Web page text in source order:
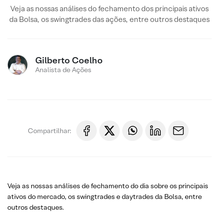
Veja as nossas análises do fechamento dos principais ativos
da Bolsa, os swingtrades das ações, entre outros destaques
Gilberto Coelho
Analista de Ações
Compartilhar:
Veja as nossas análises de fechamento do dia sobre os principais
ativos do mercado, os swingtrades e daytrades da Bolsa, entre
outros destaques.